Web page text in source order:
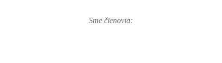
Sme členovia: